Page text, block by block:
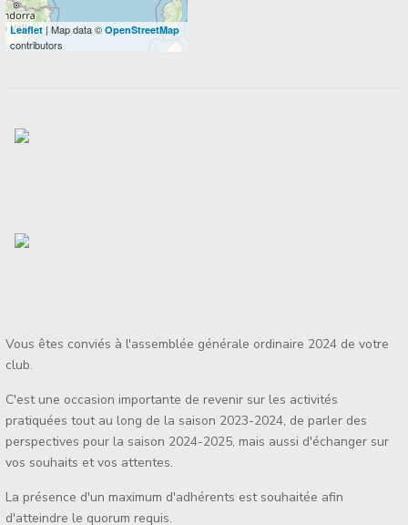
Leaflet | Map data ©OpenStreetMap
contributors
Vous êtes conviés à l'assemblée générale ordinaire 2024 de votre
club.
C'est une occasion importante de revenir sur les activités
pratiquées tout au long de la saison 2023-2024, de parler des
perspectives pour la saison 2024-2025, mais aussi d'échanger sur
vos souhaits et vos attentes.
La présence d'un maximum d'adhérents est souhaitée afin
d'atteindre le quorum requis.